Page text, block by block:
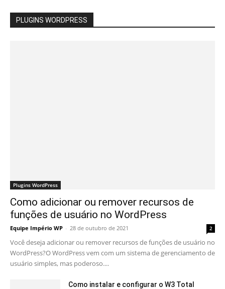
PLUGINS WORDPRESS
Plugins WordPress
Como adicionar ou remover recursos de
funções de usuário no WordPress
Equipe Império WP - 28 de outubro de 2021 2
Você deseja adicionar ou remover recursos de funções de usuário no
WordPress?O WordPress vem com um sistema de gerenciamento de
usuário simples, mas poderoso....
Como instalar e configurar o W3 Total